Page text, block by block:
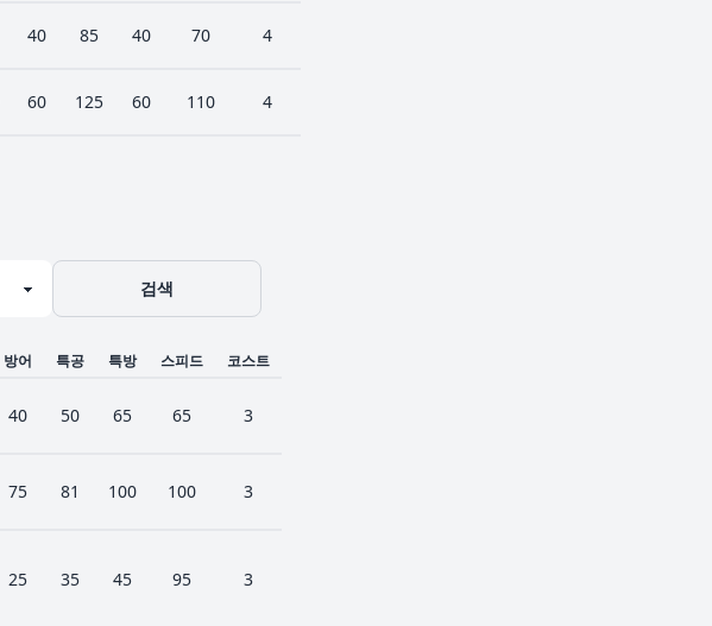
40 85 40 70 4
60 125 60 110 4
검색
방어 특공 특방 스피드 코스트
40 50 65 65 3
75 81 100 100 3
25 35 45 95 3